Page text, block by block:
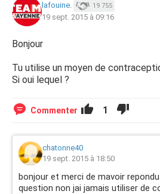
lafouine. 19 755
19 sept. 2015 à 09:16
Bonjour
Tu utilise un moyen de
Si oui lequel ?
Commenter 1
chatonne40
19 sept. 2015 à 18:50
bonjour et merci de mavoir
question non jai jamais utiliser de